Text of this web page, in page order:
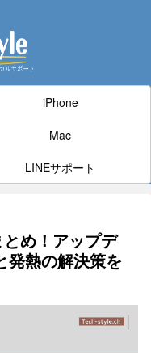
iPhone
Mac
LINEサポート
め！アップデ
発熱の解決策を